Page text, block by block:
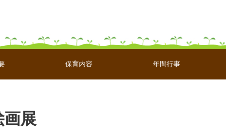
保育内容 年間行事
展